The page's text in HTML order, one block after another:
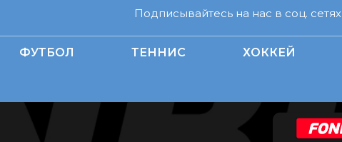
Подписывайтесь на нас в соц. сетях
ФУТБОЛ ТЕННИС ХОККЕЙ